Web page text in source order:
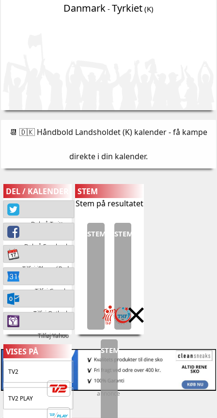
Danmark- Tyrkiet(K)
📆 🇩🇰 Håndbold Landsholdet (K) kalender - få kampe
direkte i din kalender.
DEL / KALENDER
Del på Twitter
Del på Facebook
Tilføj iPhone/iPad
Tilføj Google
Tilføj Outlook
Tilføj Yahoo
STEM
Stem på resultatet
STEM STEM
STEM
VISES PÅ
TV2
TV2 PLAY
annonce